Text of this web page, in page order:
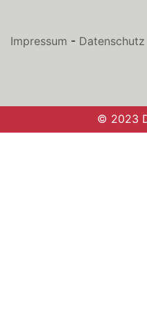
Impressum - Datenschutz
© 2023